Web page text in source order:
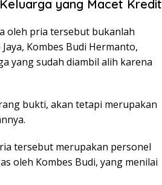
yang Macet Kredit
oleh pria tersebut bukanlah
Kombes Budi Hermanto,
yang sudah diambil alih karena
bukti, akan tetapi merupakan
tersebut merupakan personel
oleh Kombes Budi, yang menilai